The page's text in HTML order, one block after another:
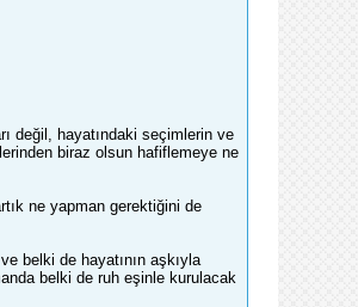
değil, hayatındaki seçimlerin ve
biraz olsun hafiflemeye ne
ne yapman gerektiğini de
belki de hayatının aşkıyla
belki de ruh eşinle kurulacak